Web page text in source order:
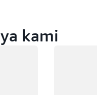
kami